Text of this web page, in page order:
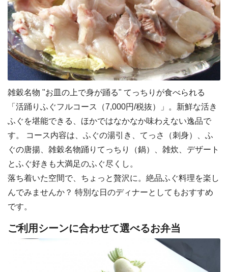
雑穀名物 "お皿の上で身が踊る" てっちりが食べられる
「活踊りふぐフルコース（7,000円/税抜）」。新鮮な活き
ふぐを堪能できる、ほかではなかなか味わえない逸品で
す。 コース内容は、ふぐの湯引き、てっさ（刺身）、ふ
ぐの唐揚、雑穀名物踊りてっちり（鍋）、雑炊、デザート
とふぐ好きも大満足のふぐ尽くし。
落ち着いた空間で、ちょっと贅沢に。絶品ふぐ料理を楽し
んでみませんか？ 特別な日のディナーとしてもおすすめ
です。
ご利用シーンに合わせて選べるお弁当